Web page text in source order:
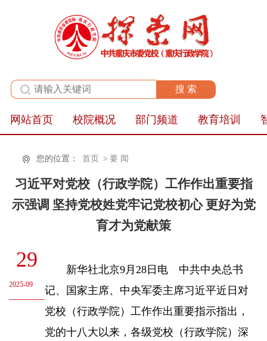
全站群
网站首页 校院概况 部门频道 教育培训
您的位置： 首页 > 要 闻
习近平对党校（行政学院）工作作出重要指
示强调 坚持党校姓党牢记党校初心 更好为党
育才为党献策
29
2025-09
新华社北京9月28日电 中共中央总书
记、国家主席、中央军委主席习近平近日对
党校（行政学院）工作作出重要指示指出，
党的十八大以来，各级党校（行政学院）深